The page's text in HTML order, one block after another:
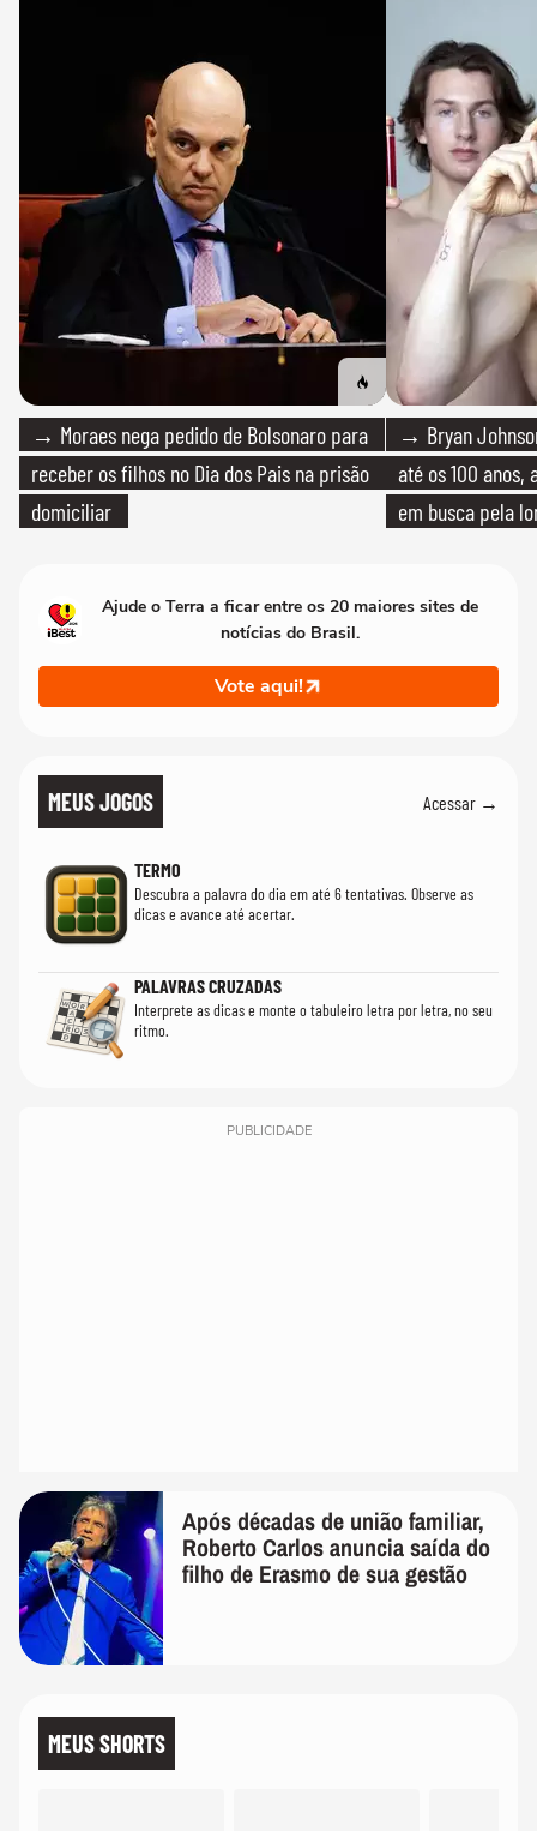
→ Moraes nega pedido de Bolsonaro para
receber os filhos no Dia dos Pais na prisão
domiciliar
→ Bryan
até os 100
em busca pela
Ajude o Terra a ficar entre os 20 maiores sites de
notícias do Brasil.
Vote aqui!
MEUS JOGOS Acessar →
TERMO
Descubra a palavra do dia em até 6 tentativas. Observe as
dicas e avance até acertar.
PALAVRAS CRUZADAS
Interprete as dicas e monte o tabuleiro letra por letra, no seu
ritmo.
PUBLICIDADE
Após décadas de união familiar,
Roberto Carlos anuncia saída do
filho de Erasmo de sua gestão
MEUS SHORTS